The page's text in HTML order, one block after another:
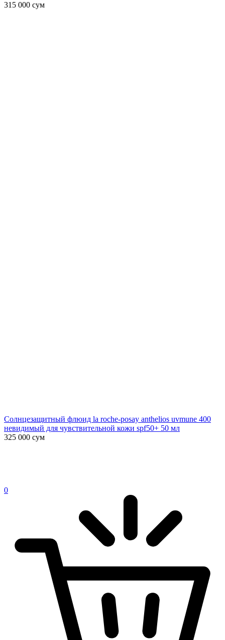
315 000 сум
Солнцезащитный флюид la roche-posay anthelios uvmune 400
невидимый для чувствительной кожи spf50+ 50 мл
325 000 сум
0